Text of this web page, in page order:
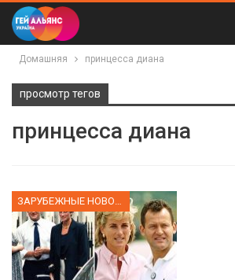
Домашняя принцесса диана
просмотр тегов
принцесса диана